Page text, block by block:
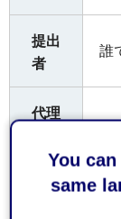
You
same
提出
者
誰
代理